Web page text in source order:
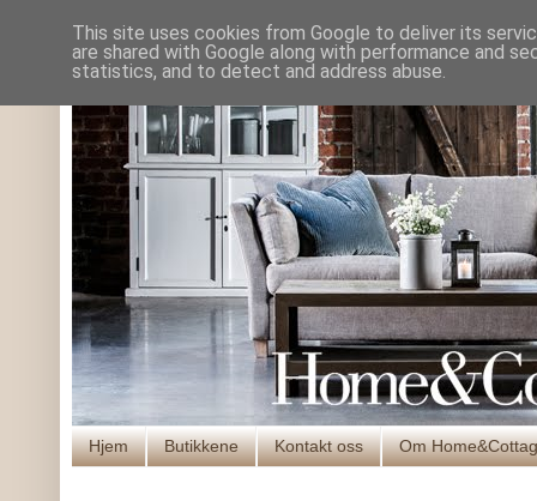
Hjem Butikkene Kontakt oss Om
This site uses cookies from Google to deliver its
are shared with Google along with performance and
statistics, and to detect and address abuse.